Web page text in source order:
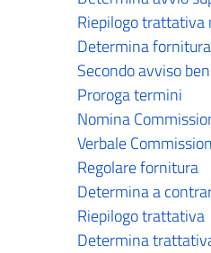
Riepilogo trattativa
Determina
Secondo avviso
Proroga termini
Nomina
Verbale
Regolare fornitura
Determina a
Riepilogo trattativa
Determina